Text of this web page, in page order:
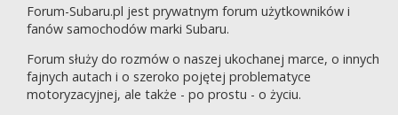
Forum-Subaru.pl jest prywatnym forum użytkowników i
fanów samochodów marki Subaru.
Forum służy do rozmów o naszej ukochanej marce, o innych
fajnych autach i o szeroko pojętej problematyce
motoryzacyjnej, ale także - po prostu - o życiu.